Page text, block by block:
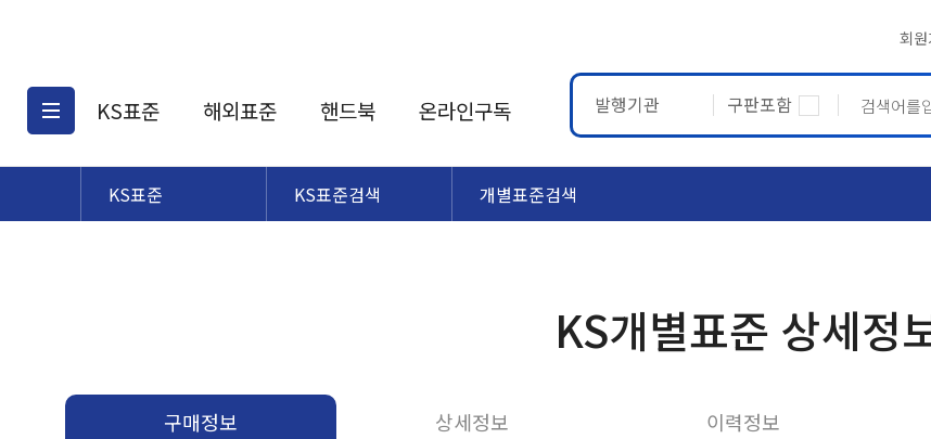
회원
KS표준
KS표준검색
해외표준
해외표준검색
핸드북 온라인구독 발행기관 구판포함
KS표준 KS표준검색 개별표준검색
KS개별표준 상세정
구매정보 상세정보 이력정보